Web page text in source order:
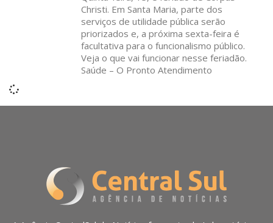
Christi. Em Santa Maria, parte dos
serviços de utilidade pública serão
priorizados e, a próxima sexta-feira é
facultativa para o funcionalismo público.
Veja o que vai funcionar nesse feriadão.
Saúde – O Pronto Atendimento